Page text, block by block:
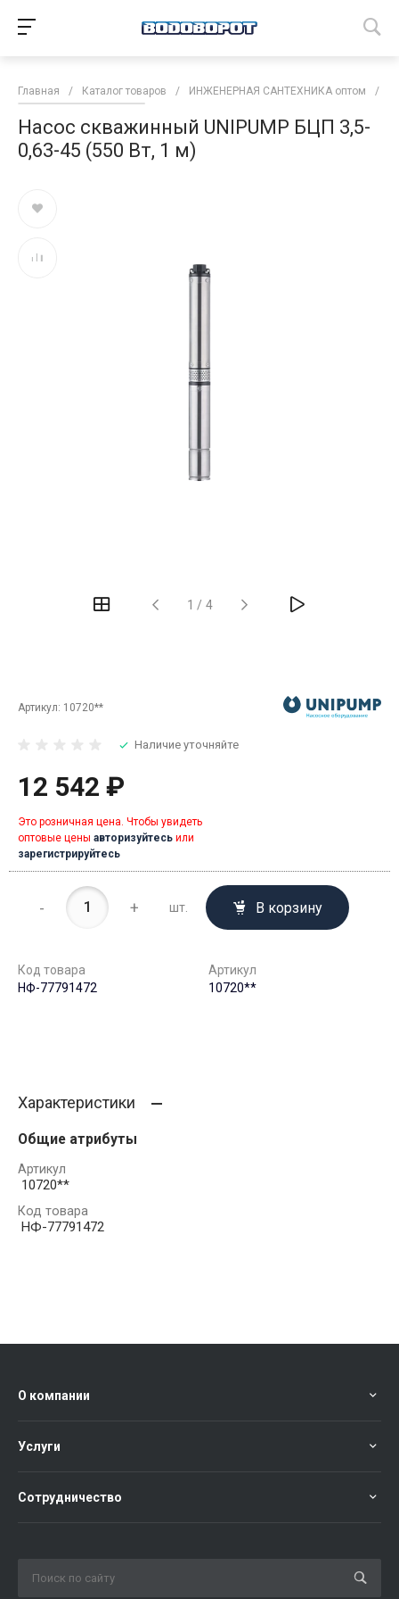
Главная / Каталог товаров / ИНЖЕНЕРНАЯ САНТЕХНИКА оптом /
Насос скважинный UNIPUMP БЦП 3,5-
0,63-45 (550 Вт, 1 м)
1 / 4
Артикул: 10720**
Наличие уточняйте
12 542 ₽
Это розничная цена. Чтобы увидеть
оптовые цены авторизуйтесь или
зарегистрируйтесь
- + шт. В корзину
Код товара
НФ-77791472
Артикул
10720**
Характеристики
Общие атрибуты
Артикул
10720**
Код товара
НФ-77791472
О компании
Услуги
Сотрудничество